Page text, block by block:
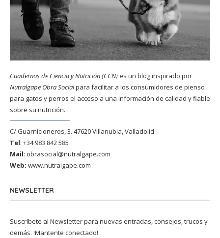
Cuadernos de Ciencia y Nutrición (CCN)es un blog inspirado por
Nutralgape Obra Socialpara facilitar a los consumidores de pienso
para gatos y perros el acceso a una información de calidad y fiable
sobre su nutrición.
C/ Guarnicioneros, 3. 47620 Villanubla, Valladolid
Tel: +34 983 842 585
Mail: obrasocial@nutralgape.com
Web: www.nutralgape.com
NEWSLETTER
Suscríbete al Newsletter para nuevas entradas, consejos, trucos y
demás. !Mantente conectado!